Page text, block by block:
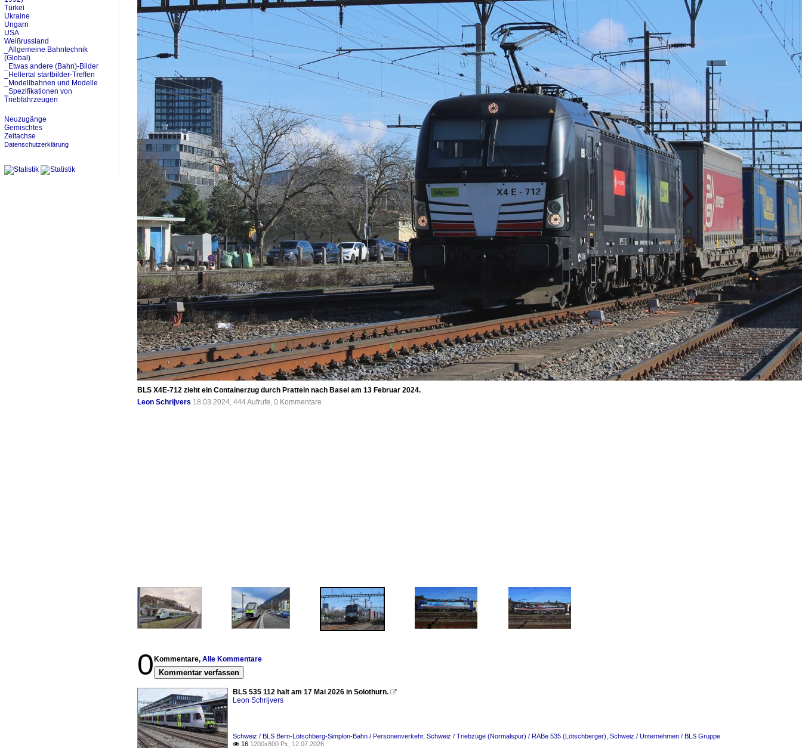
BLS X4E-712 zieht ein Containerzug durch Pratteln nach Basel am 13 Februar 2024.
Leon Schrijvers 18.03.2024, 444 Aufrufe, 0 Kommentare
0 Kommentare, Alle Kommentare
Kommentar verfassen
BLS 535 112 halt am 17 Mai 2026 in Solothurn. 
Leon Schrijvers
Schweiz / BLS Bern-Lötschberg-Simplon-Bahn / Personenverkehr, Schweiz / Triebzüge (Normalspur) / RABe 535 (Lötschberger) Schweiz / Unternehmen / BLS Gruppe
 16 1200x800 Px, 12.07.2026
Türkei
Ukraine
Ungarn
USA
Weißrussland
_Allgemeine Bahntechnik
(Global)
_Etwas andere (Bahn)-Bilder
_Hellertal startbilder-Treffen
_Modellbahnen und Modelle
_Spezifikationen von
Triebfahrzeugen
Neuzugänge
Gemischtes
Zeitachse
Datenschutzerklärung